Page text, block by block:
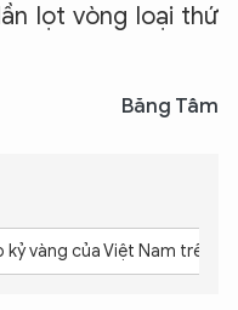
lọt vòng loại thứ
Băng Tâm
vàng của Việt Nam trên